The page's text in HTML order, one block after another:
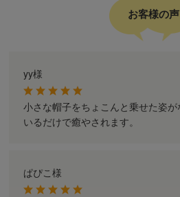
お客様の声
yy様
小さな帽子をちょこんと乗せた姿
いるだけで癒やされます。
ぱぴこ様